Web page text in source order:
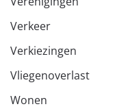
Verkeer
Verkiezingen
Vliegenoverlast
Wonen